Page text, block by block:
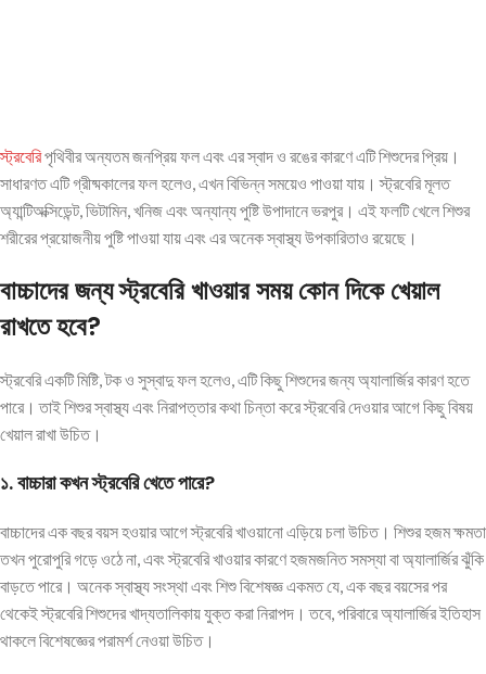
স্ট্রবেরিপৃথিবীর অন্যতম জনপ্রিয় ফল এবং এর স্বাদ ও রঙের কারণে এটি শিশুদের প্রিয়।
সাধারণত এটি গ্রীষ্মকালের ফল হলেও, এখন বিভিন্ন সময়েও পাওয়া যায়। স্ট্রবেরি মূলত
অ্যান্টিঅক্সিডেন্ট, ভিটামিন, খনিজ এবং অন্যান্য পুষ্টি উপাদানে ভরপুর। এই ফলটি খেলে শিশুর
শরীরের প্রয়োজনীয় পুষ্টি পাওয়া যায় এবং এর অনেক স্বাস্থ্য উপকারিতাও রয়েছে।
বাচ্চাদের জন্য স্ট্রবেরি খাওয়ার সময় কোন দিকে খেয়াল
রাখতে হবে?
স্ট্রবেরি একটি মিষ্টি, টক ও সুস্বাদু ফল হলেও, এটি কিছু শিশুদের জন্য অ্যালার্জির কারণ হতে
পারে। তাই শিশুর স্বাস্থ্য এবং নিরাপত্তার কথা চিন্তা করে স্ট্রবেরি দেওয়ার আগে কিছু বিষয়
খেয়াল রাখা উচিত।
১. বাচ্চারা কখন স্ট্রবেরি খেতে পারে?
বাচ্চাদের এক বছর বয়স হওয়ার আগে স্ট্রবেরি খাওয়ানো এড়িয়ে চলা উচিত। শিশুর হজম ক্ষমতা
তখন পুরোপুরি গড়ে ওঠে না, এবং স্ট্রবেরি খাওয়ার কারণে হজমজনিত সমস্যা বা অ্যালার্জির ঝুঁকি
বাড়তে পারে। অনেক স্বাস্থ্য সংস্থা এবং শিশু বিশেষজ্ঞ একমত যে, এক বছর বয়সের পর
থেকেই স্ট্রবেরি শিশুদের খাদ্যতালিকায় যুক্ত করা নিরাপদ। তবে, পরিবারে অ্যালার্জির ইতিহাস
থাকলে বিশেষজ্ঞের পরামর্শ নেওয়া উচিত।